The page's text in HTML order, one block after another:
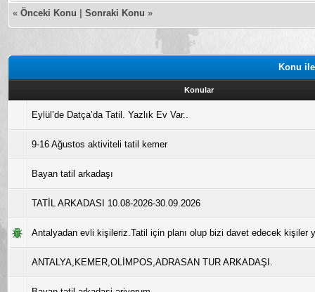
« Önceki Konu Sonraki Konu »
Konu
Konular
Eylül’de Datça’da Tatil. Yazlık Ev Var..
9-16 Ağustos aktiviteli tatil kemer
Bayan tatil arkadaşı
TATİL ARKADASI 10.08-2026-30.09.2026
Antalyadan evli kişileriz.Tatil için planı olup bizi davet edecek kişiler
ANTALYA,KEMER,OLİMPOS,ADRASAN TUR ARKADAŞI.